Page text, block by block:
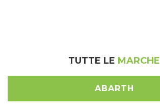
TUTTE LE MARCHE
ABARTH